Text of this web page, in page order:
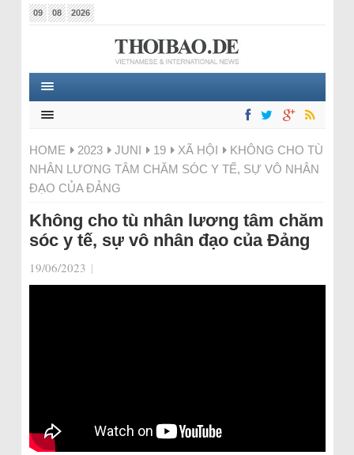
09 08 2026
HOME 2023 JUNI 19 XÃ HỘI
KHÔNG CHO TÙ
NHÂN LƯƠNG TÂM CHĂM SÓC Y TẾ, SỰ VÔ NHÂN
ĐẠO CỦA ĐẢNG
Không cho tù nhân lương tâm chăm
sóc y tế, sự vô nhân đạo của Đảng
19/06/2023 |